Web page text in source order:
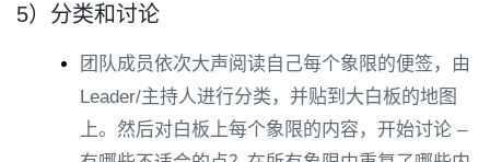
5）分类和讨论
团队成员依次大声阅读自己每个象限的便签，由
Leader/主持人进行分类，并贴到大白板的地图
上。然后对白板上每个象限的内容，开始讨论 –